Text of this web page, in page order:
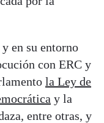
en su entorno
con ERC y
la Ley de
y la
entre otras, y